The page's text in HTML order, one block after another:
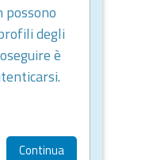
possono
degli
è
Continua